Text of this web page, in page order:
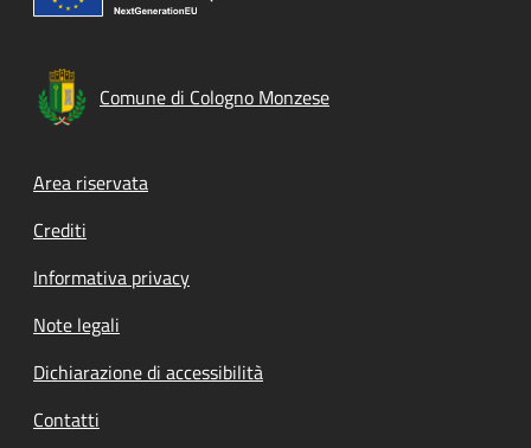
Comune di Cologno Monzese
Footer menu
Area riservata
Crediti
Informativa privacy
Note legali
Dichiarazione di accessibilità
Contatti